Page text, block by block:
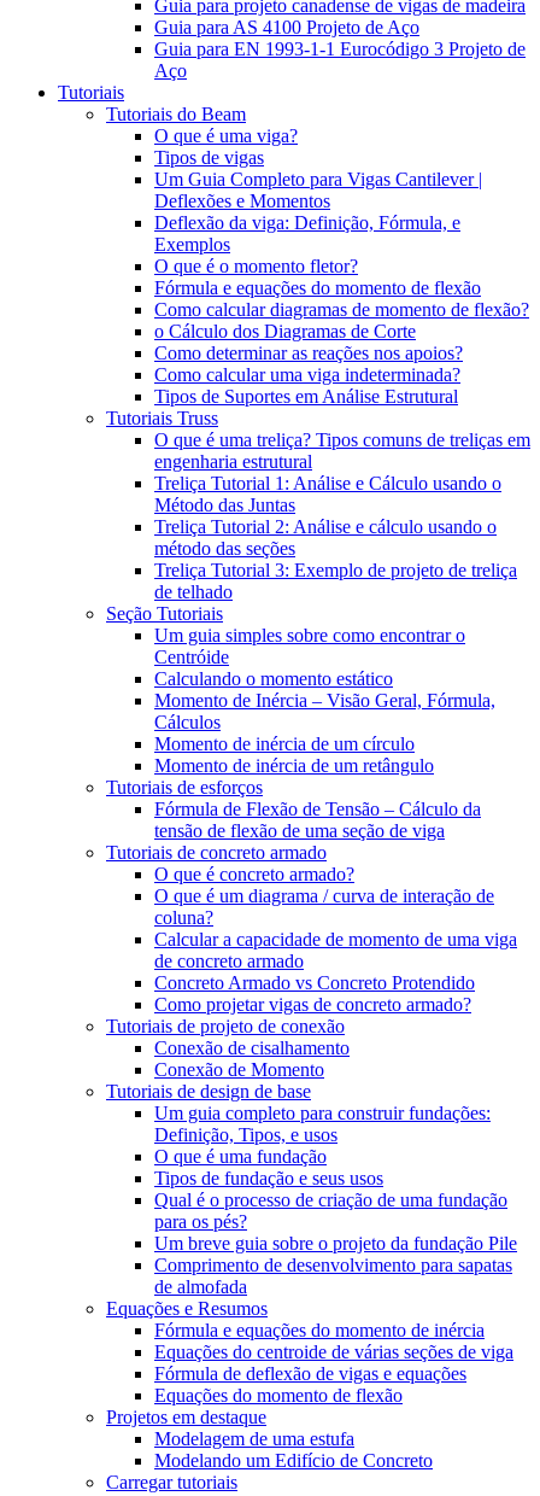
Guia para projeto canadense de vigas de madeira
Guia para AS 4100 Projeto de Aço
Guia para EN 1993-1-1 Eurocódigo 3 Projeto de
Aço
Tutoriais
Tutoriais do Beam
O que é uma viga?
Tipos de vigas
Um Guia Completo para Vigas Cantilever |
Deflexões e Momentos
Deflexão da viga: Definição, Fórmula, e
Exemplos
O que é o momento fletor?
Fórmula e equações do momento de flexão
Como calcular diagramas de momento de flexão?
o Cálculo dos Diagramas de Corte
Como determinar as reações nos apoios?
Como calcular uma viga indeterminada?
Tipos de Suportes em Análise Estrutural
Tutoriais Truss
O que é uma treliça? Tipos comuns de treliças em
engenharia estrutural
Treliça Tutorial 1: Análise e Cálculo usando o
Método das Juntas
Treliça Tutorial 2: Análise e cálculo usando o
método das seções
Treliça Tutorial 3: Exemplo de projeto de treliça
de telhado
Seção Tutoriais
Um guia simples sobre como encontrar o
Centróide
Calculando o momento estático
Momento de Inércia – Visão Geral, Fórmula,
Cálculos
Momento de inércia de um círculo
Momento de inércia de um retângulo
Tutoriais de esforços
Fórmula de Flexão de Tensão – Cálculo da
tensão de flexão de uma seção de viga
Tutoriais de concreto armado
O que é concreto armado?
O que é um diagrama / curva de interação de
coluna?
Calcular a capacidade de momento de uma viga
de concreto armado
Concreto Armado vs Concreto Protendido
Como projetar vigas de concreto armado?
Tutoriais de projeto de conexão
Conexão de cisalhamento
Conexão de Momento
Tutoriais de design de base
Um guia completo para construir fundações:
Definição, Tipos, e usos
O que é uma fundação
Tipos de fundação e seus usos
Qual é o processo de criação de uma fundação
para os pés?
Um breve guia sobre o projeto da fundação Pile
Comprimento de desenvolvimento para sapatas
de almofada
Equações e Resumos
Fórmula e equações do momento de inércia
Equações do centroide de várias seções de viga
Fórmula de deflexão de vigas e equações
Equações do momento de flexão
Projetos em destaque
Modelagem de uma estufa
Modelando um Edifício de Concreto
Carregar tutoriais